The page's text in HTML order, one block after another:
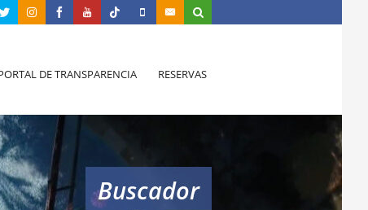
DE TRANSPARENCIA RESERVAS
Buscador